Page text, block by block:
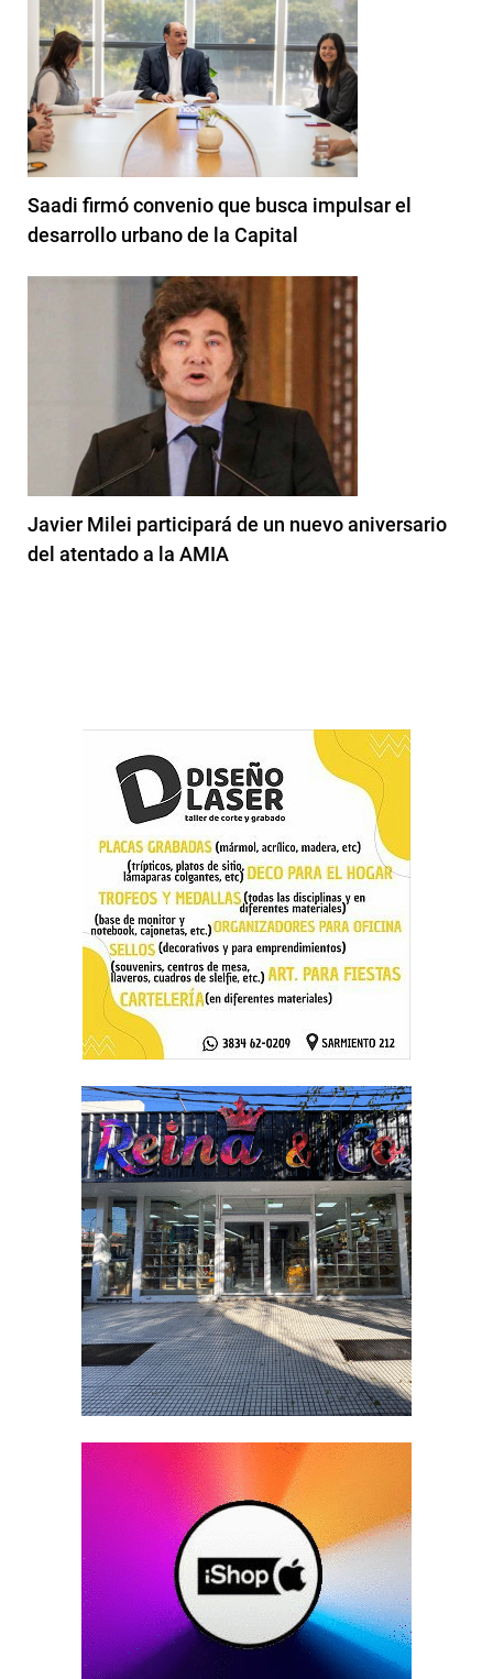
Saadi firmó convenio que busca impulsar el
desarrollo urbano de la Capital
Javier Milei participará de un nuevo aniversario
del atentado a la AMIA